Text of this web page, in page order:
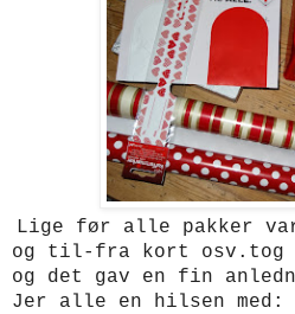
Lige før alle pakker
og til-fra kort osv.tog
og det gav en fin
Jer alle en hilsen med: